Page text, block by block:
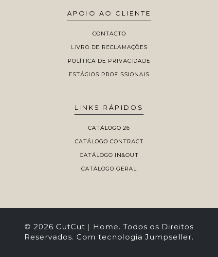
APOIO AO CLIENTE
CONTACTO
LIVRO DE RECLAMAÇÕES
POLÍTICA DE PRIVACIDADE
ESTÁGIOS PROFISSIONAIS
LINKS RÁPIDOS
CATÁLOGO 26
CATÁLOGO CONTRACT
CATÁLOGO IN&OUT
CATÁLOGO GERAL
© 2026 CutCut | Home. Todos os Direitos
Reservados. Com tecnologia Jumpseller.